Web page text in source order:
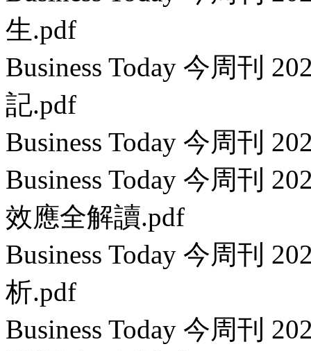
生.pdf
Business Today 今周刊
記.pdf
Business Today 今周刊
Business Today 今周刊
效應全解讀.pdf
Business Today 今周刊
析.pdf
Business Today 今周刊